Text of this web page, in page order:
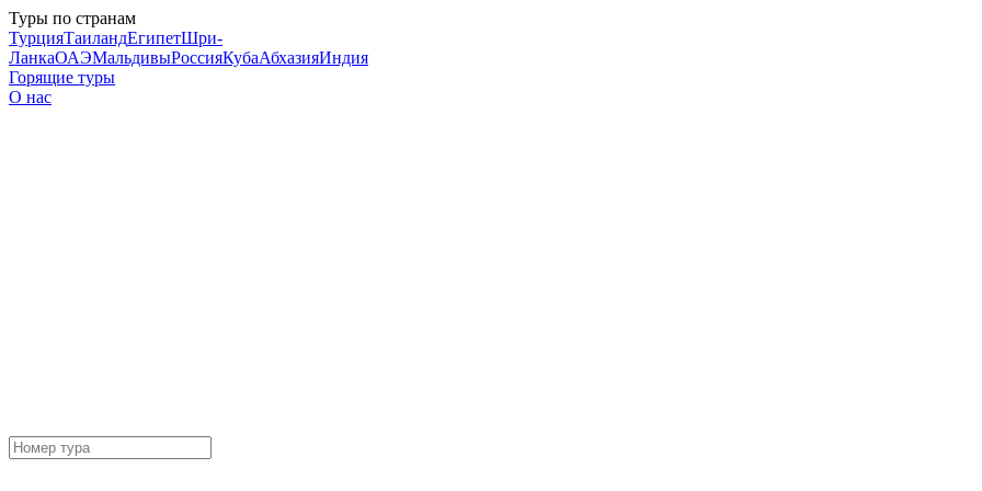
Туры по странам
ТурцияТаиландЕгипетШри-
ЛанкаОАЭМальдивыРоссияКубаАбхазияИндия
Горящие туры
О нас